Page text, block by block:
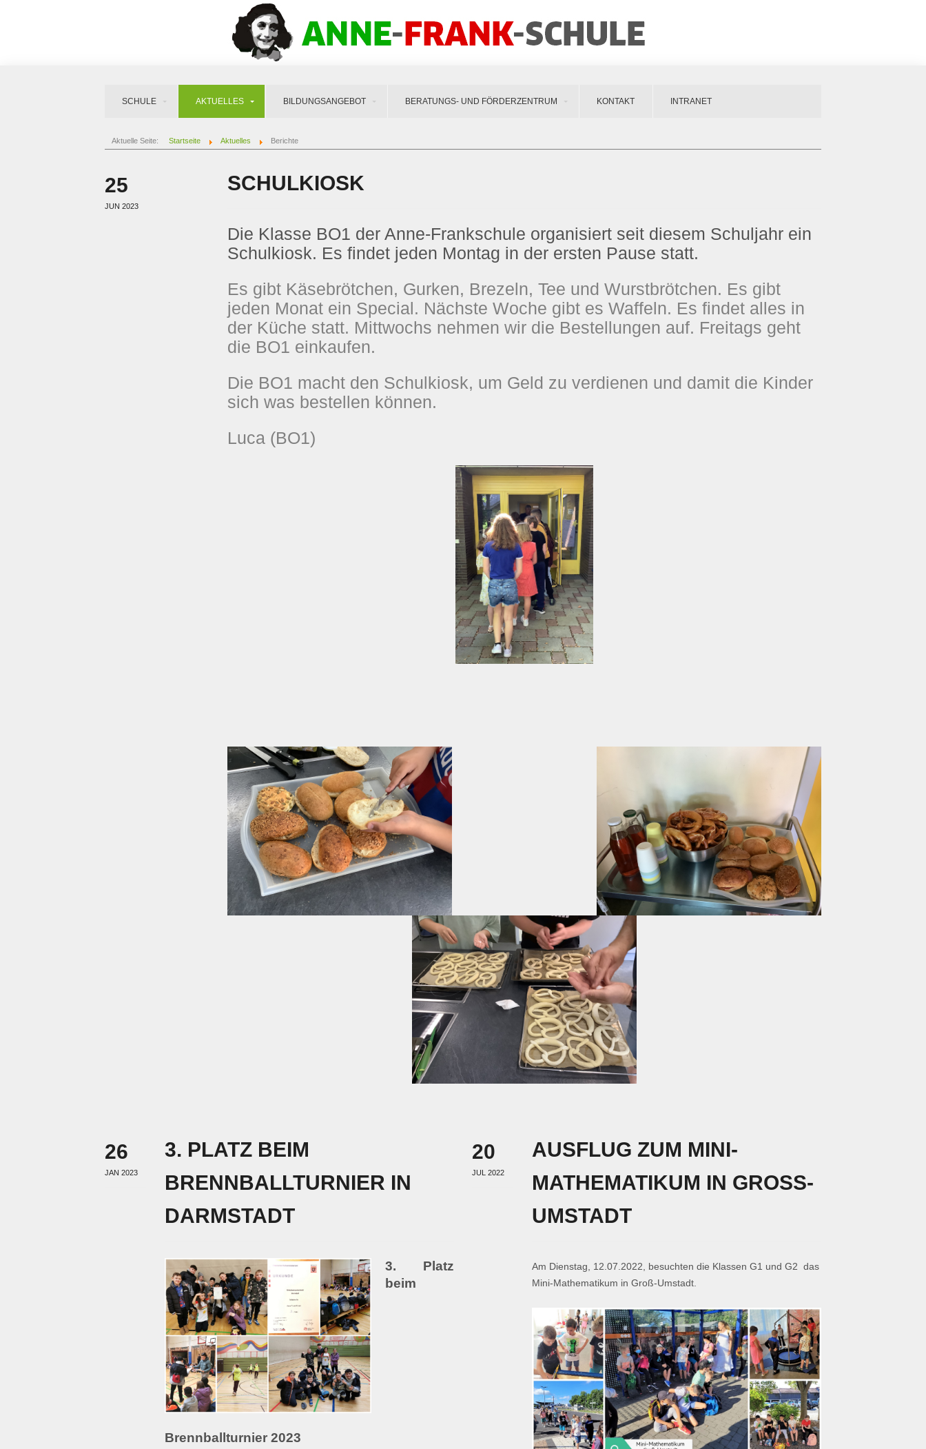
SCHULE AKTUELLES BILDUNGSANGEBOT BERATUNGS- UND FÖRDERZENTRUM KONTAKT INTRANET
Aktuelle Seite: Startseite Aktuelles Berichte
25
JUN 2023
SCHULKIOSK
Die Klasse BO1 der Anne-Frankschule organisiert seit diesem Schuljahr ein
Schulkiosk. Es findet jeden Montag in der ersten Pause statt.
Es gibt Käsebrötchen, Gurken, Brezeln, Tee und Wurstbrötchen. Es gibt
jeden Monat ein Special. Nächste Woche gibt es Waffeln. Es findet alles in
der Küche statt. Mittwochs nehmen wir die Bestellungen auf. Freitags geht
die BO1 einkaufen.
Die BO1 macht den Schulkiosk, um Geld zu verdienen und damit die Kinder
sich was bestellen können.
Luca (BO1)
26
JAN 2023
3. PLATZ BEIM
BRENNBALLTURNIER IN
DARMSTADT
3. Platz
beim
Brennballturnier 2023
20
JUL 2022
AUSFLUG ZUM MINI-
MATHEMATIKUM IN GROSS-U
MSTADT
Am Dienstag, 12.07.2022, besuchten die Klassen G1 und G2 das
Mini-Mathematikum in Groß-Umstadt.